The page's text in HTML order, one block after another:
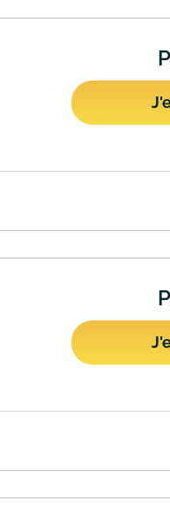
conditions
gratuite dans l'un